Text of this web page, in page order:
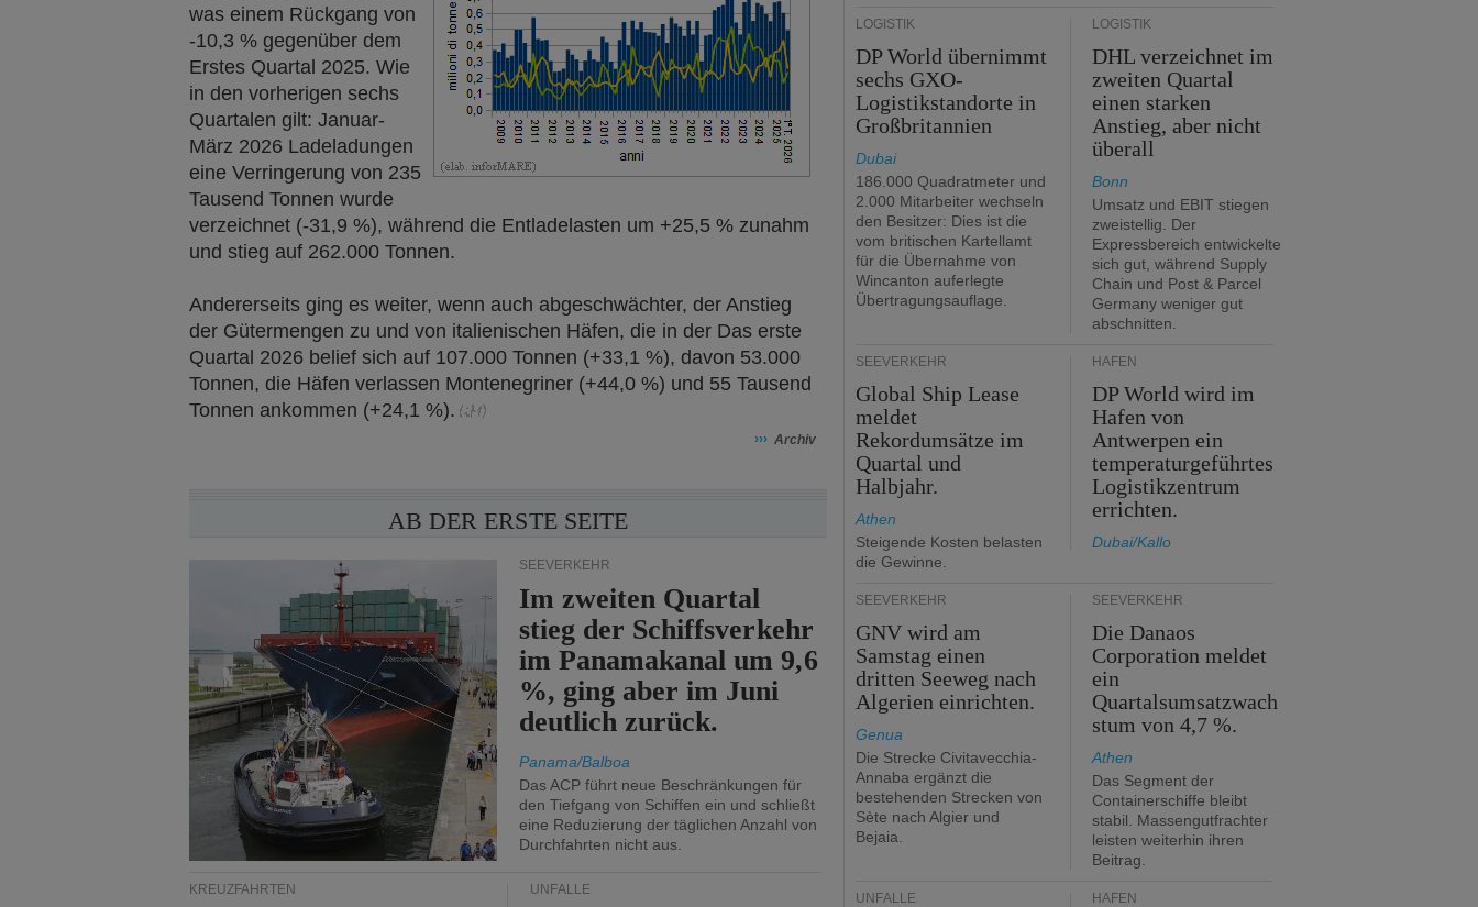
was einem Rückgang von
-10,3 % gegenüber dem
Erstes Quartal 2025. Wie
in den vorherigen sechs
Quartalen gilt: Januar-
März 2026 Ladeladungen
eine Verringerung von 235
Tausend Tonnen wurde
verzeichnet (-31,9 %), während die Entladelasten um +25,5 % zunahm
und stieg auf 262.000 Tonnen.
Andererseits ging es weiter, wenn auch abgeschwächter, der Anstieg
der Gütermengen zu und von italienischen Häfen, die in der Das erste
Quartal 2026 belief sich auf 107.000 Tonnen (+33,1 %), davon 53.000
Tonnen, die Häfen verlassen Montenegriner (+44,0 %) und 55 Tausend
Tonnen ankommen (+24,1 %).
››› Archiv
AB DER ERSTE SEITE
SEEVERKEHR
Im zweiten Quartal
stieg der Schiffsverkehr
im Panamakanal um 9,6
%, ging aber im Juni
deutlich zurück.
Panama/Balboa
Das ACP führt neue Beschränkungen für
den Tiefgang von Schiffen ein und schließt
eine Reduzierung der täglichen Anzahl von
Durchfahrten nicht aus.
KREUZFAHRTEN UNFÄLLE
LOGISTIK
DP World übernimmt
sechs GXO-
Logistikstandorte in
Großbritannien
Dubai
186.000 Quadratmeter und
2.000 Mitarbeiter wechseln
den Besitzer: Dies ist die
vom britischen Kartellamt
für die Übernahme von
Wincanton auferlegte
Übertragungsauflage.
LOGISTIK
DHL verzeichnet im
zweiten Quartal
einen starken
Anstieg, aber nicht
überall
Bonn
Umsatz und EBIT stiegen
zweistellig. Der
Expressbereich entwickelte
sich gut, während Supply
Chain und Post & Parcel
Germany weniger gut
abschnitten.
SEEVERKEHR
Global Ship Lease
meldet
Rekordumsätze im
Quartal und
Halbjahr.
Athen
Steigende Kosten belasten
die Gewinne.
HÄFEN
DP World wird im
Hafen von
Antwerpen ein
temperaturgeführtes
Logistikzentrum
errichten.
Dubai/Kallo
SEEVERKEHR
GNV wird am
Samstag einen
dritten Seeweg nach
Algerien einrichten.
Genua
Die Strecke Civitavecchia-
Annaba ergänzt die
bestehenden Strecken von
Sète nach Algier und
Bejaia.
SEEVERKEHR
Die Danaos
Corporation meldet
ein
Quartalsumsatzwach
stum von 4,7 %.
Athen
Das Segment der
Containerschiffe bleibt
stabil. Massengutfrachter
leisten weiterhin ihren
Beitrag.
UNFÄLLE HÄFEN